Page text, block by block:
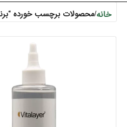
خانه/محصولات برچسب خورده “برند